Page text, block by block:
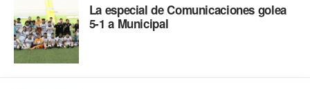
La especial de Comunicaciones golea
5-1 a Municipal